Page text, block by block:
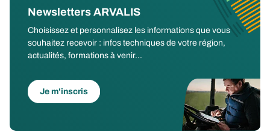
Newsletters ARVALIS
Choisissez et personnalisez les informations que vous
souhaitez recevoir : infos techniques de votre région,
actualités, formations à venir...
Je m'inscris